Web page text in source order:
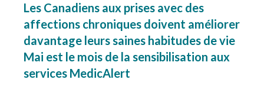
Les Canadiens aux prises avec des
affections chroniques doivent améliorer
davantage leurs saines habitudes de vie
Mai est le mois de la sensibilisation aux
services MedicAlert